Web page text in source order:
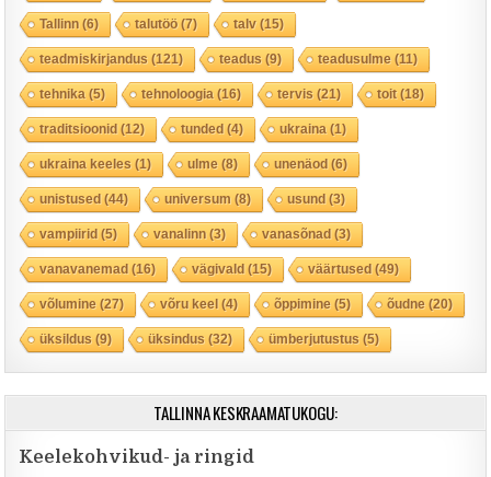
Tallinn(6) talutöö(7) talv(15)
teadmiskirjandus (121) teadus (9) teadusulme (11)
tehnika (5) tehnoloogia (16) tervis (21) toit(18)
traditsioonid(12) tunded(4) ukraina (1)
ukraina keeles (1) ulme (8) unenäod(6)
unistused(44) universum (8) usund(3)
vampiirid(5) vanalinn(3) vanasõnad(3)
vanavanemad(16) vägivald(15) väärtused(49)
võlumine (27) võru keel(4) õppimine (5) õudne (20)
üksildus (9) üksindus (32) ümberjutustus (5)
TALLINNA KESKRAAMATUKOGU:
Keelekohvikud- ja ringid